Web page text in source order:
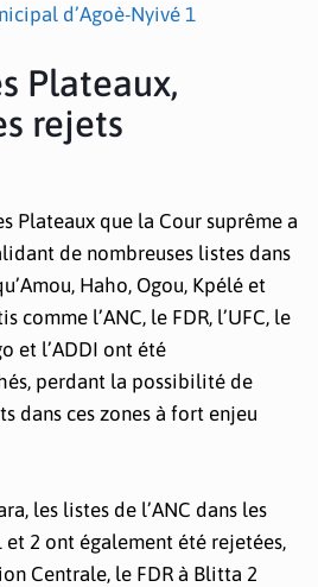
d’Agoè-Nyivé 1
Plateaux,
rejets
Plateaux que la Cour suprême a
de nombreuses listes dans
Haho, Ogou, Kpélé et
comme l’ANC, le FDR, l’UFC, le
et l’ADDI ont été
perdant la possibilité de
dans ces zones à fort enjeu
les listes de l’ANC dans les
et 2 ont également été rejetées,
Centrale, le FDR à Blitta 2